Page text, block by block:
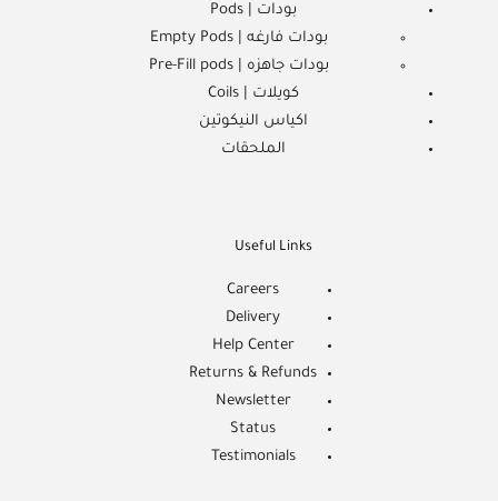
بودات | Pods
بودات فارغه | Empty Pods
بودات جاهزه | Pre-Fill pods
كويلات | Coils
اكياس النيكوتين
الملحقات
Useful Links
Careers
Delivery
Help Center
Returns & Refunds
Newsletter
Status
Testimonials